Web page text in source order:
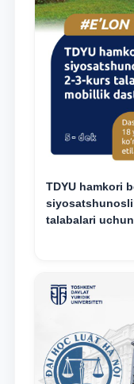
TDYU hamkori
talabalari